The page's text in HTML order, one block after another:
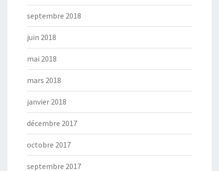
septembre 2018
juin 2018
mai 2018
mars 2018
janvier 2018
décembre 2017
octobre 2017
septembre 2017